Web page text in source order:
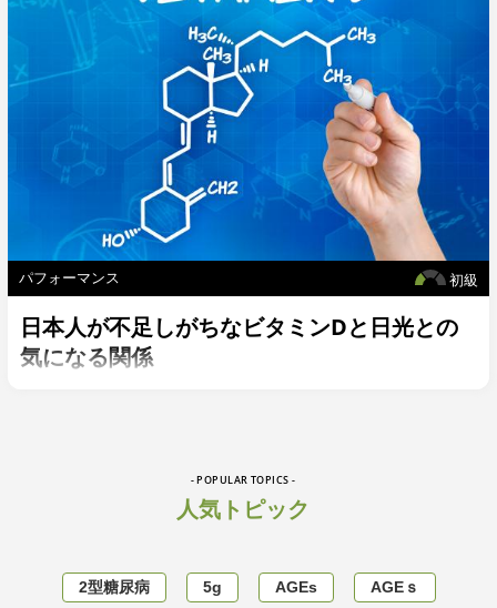
初級
パフォーマンス
日本人が不足しがちなビタミンDと日光との
気になる関係
- POPULAR TOPICS -
人気トピック
2型糖尿病 5g AGEs AGEｓ